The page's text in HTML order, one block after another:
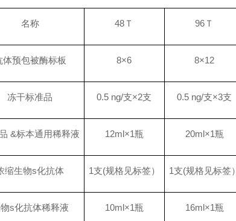
名称 48Ｔ 96Ｔ
体预包被酶标板 8×6 8×12
冻干标准品 0.5 ng/支×2支 0.5 ng/支×3支
&标本通用稀释液 12ml×1瓶 20ml×1瓶
缩生物s化抗体 1支(规格见标签） 1支(规格见标签）
s化抗体稀释液 10ml×1瓶 16ml×1瓶